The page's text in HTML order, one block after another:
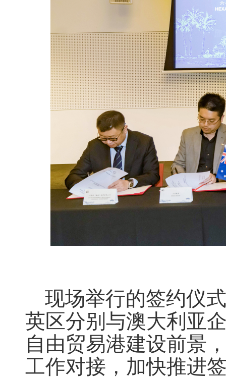
现场举行的签约仪
英区分别与澳大利亚
自由贸易港建设前景
工作对接，加快推进